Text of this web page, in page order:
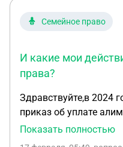
Семейное право
И какие мои
права?
Здравствуйте,в 2024
приказ об уплате
связи с тем,что
Показать полностью